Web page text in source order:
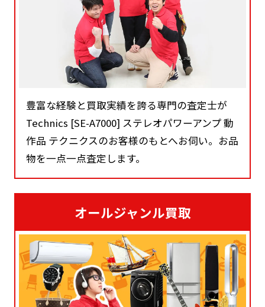
豊富な経験と買取実績を誇る専門の査定士が
Technics [SE-A7000] ステレオパワーアンプ 動
作品 テクニクスのお客様のもとへお伺い。お品
物を一点一点査定します。
オールジャンル買取